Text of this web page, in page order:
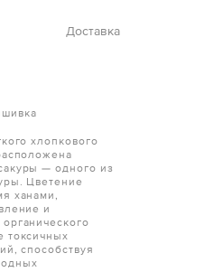
Доставка
хлопкового
— одного из
Цветение
ханами,
и
токсичных
способствуя